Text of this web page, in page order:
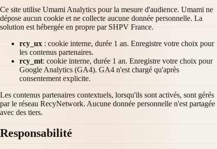
Ce site utilise Umami Analytics pour la mesure d'audience. Umami ne
dépose aucun cookie et ne collecte aucune donnée personnelle. La
solution est hébergée en propre par SHPV France.
rcy_ux : cookie interne, durée 1 an. Enregistre votre choix pour
les contenus partenaires.
rcy_mt: cookie interne, durée 1 an. Enregistre votre choix pour
Google Analytics (GA4). GA4 n'est chargé qu'après
consentement explicite.
Les contenus partenaires contextuels, lorsqu'ils sont activés, sont gérés
par le réseau RecyNetwork. Aucune donnée personnelle n'est partagée
avec des tiers.
Responsabilité